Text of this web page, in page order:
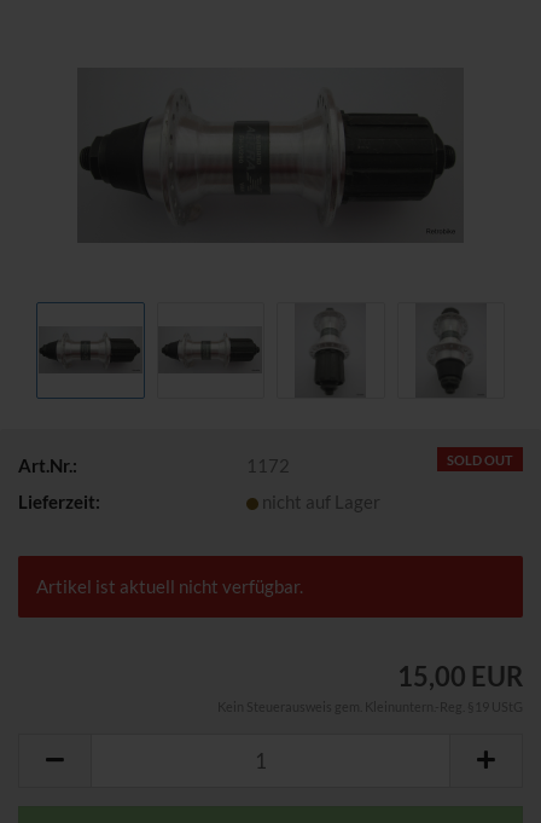
SOLD OUT
Art.Nr.:
1172
Lieferzeit:
nicht auf Lager
Artikel ist aktuell nicht verfügbar.
15,00 EUR